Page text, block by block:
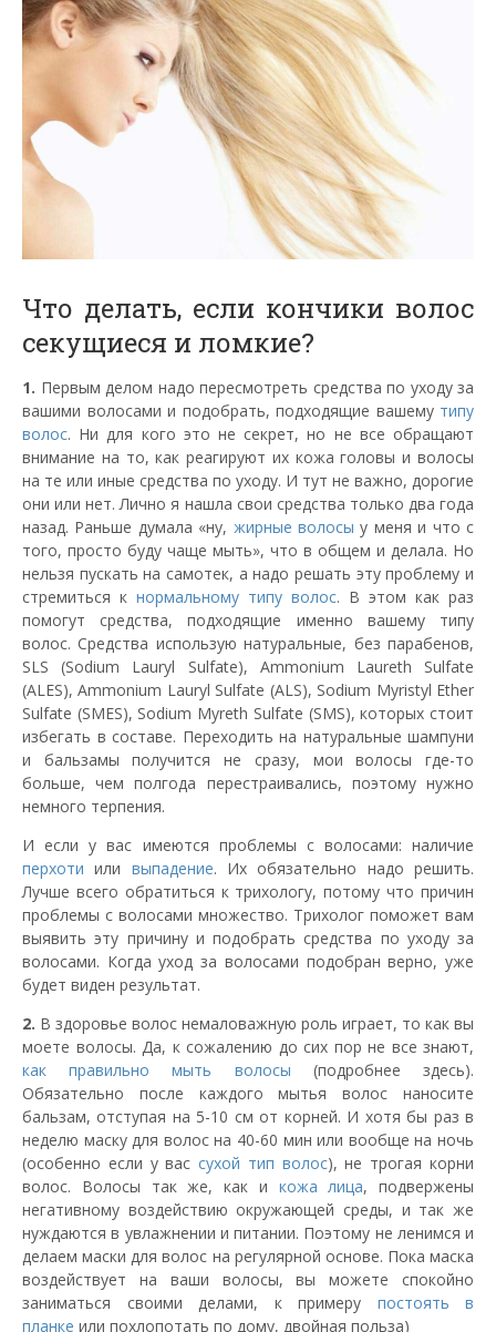
Что делать, если кончики волос
секущиеся и ломкие?
1. Первым делом надо пересмотреть средства по уходу за
вашими волосами и подобрать, подходящие вашему типу
волос. Ни для кого это не секрет, но не все обращают
внимание на то, как реагируют их кожа головы и волосы
на те или иные средства по уходу. И тут не важно, дорогие
они или нет. Лично я нашла свои средства только два года
назад. Раньше думала «ну, жирные волосы у меня и что с
того, просто буду чаще мыть», что в общем и делала. Но
нельзя пускать на самотек, а надо решать эту проблему и
стремиться к нормальному типу волос. В этом как раз
помогут средства, подходящие именно вашему типу
волос. Средства использую натуральные, без парабенов,
SLS (Sodium Lauryl Sulfate), Ammonium Laureth Sulfate
(ALES), Ammonium Lauryl Sulfate (ALS), Sodium Myristyl Ether
Sulfate (SMES), Sodium Myreth Sulfate (SMS), которых стоит
избегать в составе. Переходить на натуральные шампуни
и бальзамы получится не сразу, мои волосы где-то
больше, чем полгода перестраивались, поэтому нужно
немного терпения.
И если у вас имеются проблемы с волосами: наличие
перхоти или выпадение. Их обязательно надо решить.
Лучше всего обратиться к трихологу, потому что причин
проблемы с волосами множество. Трихолог поможет вам
выявить эту причину и подобрать средства по уходу за
волосами. Когда уход за волосами подобран верно, уже
будет виден результат.
2. В здоровье волос немаловажную роль играет, то как вы
моете волосы. Да, к сожалению до сих пор не все знают,
как правильно мыть волосы (подробнее здесь).
Обязательно после каждого мытья волос наносите
бальзам, отступая на 5-10 см от корней. И хотя бы раз в
неделю маску для волос на 40-60 мин или вообще на ночь
(особенно если у вассухой тип волос), не трогая корни
волос. Волосы так же, как и кожа лица, подвержены
негативному воздействию окружающей среды, и так же
нуждаются в увлажнении и питании. Поэтому не ленимся и
делаем маски для волос на регулярной основе. Пока маска
воздействует на ваши волосы, вы можете спокойно
заниматься своими делами, к примеру постоять в
планке или похлопотать по дому, двойная польза)